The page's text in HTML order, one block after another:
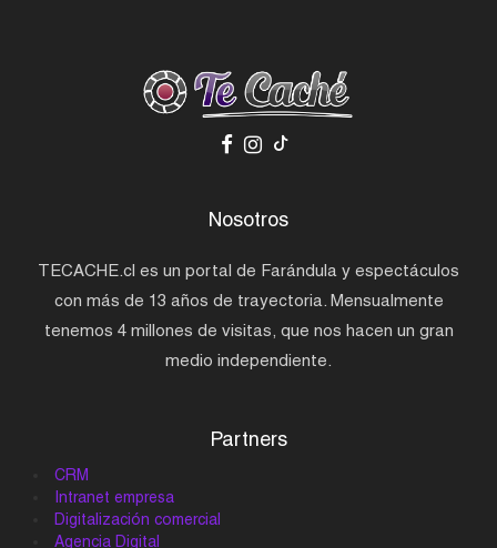
Nosotros
TECACHE.cl es un portal de Farándula y espectáculos
con más de 13 años de trayectoria. Mensualmente
tenemos 4 millones de visitas, que nos hacen un gran
medio independiente.
Partners
CRM
Intranet empresa
Digitalización comercial
Agencia Digital